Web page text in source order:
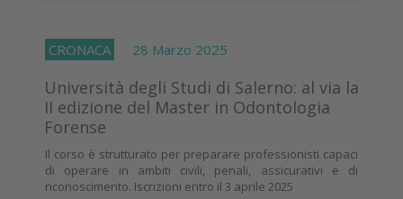
CRONACA 28 Marzo 2025
Università degli Studi di Salerno: al via la
II edizione del Master in Odontologia
Forense
Il corso è strutturato per preparare professionisti capaci
di operare in ambiti civili, penali, assicurativi e di
riconoscimento. Iscrizioni entro il 3 aprile 2025